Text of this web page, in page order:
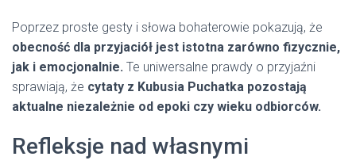
Poprzez proste gesty i słowa bohaterowie pokazują, że
obecność dla przyjaciół jest istotna zarówno fizycznie,
jak i emocjonalnie. Te uniwersalne prawdy o przyjaźni
sprawiają, że cytaty z Kubusia Puchatka pozostają
aktualne niezależnie od epoki czy wieku odbiorców.
Refleksje nad własnymi